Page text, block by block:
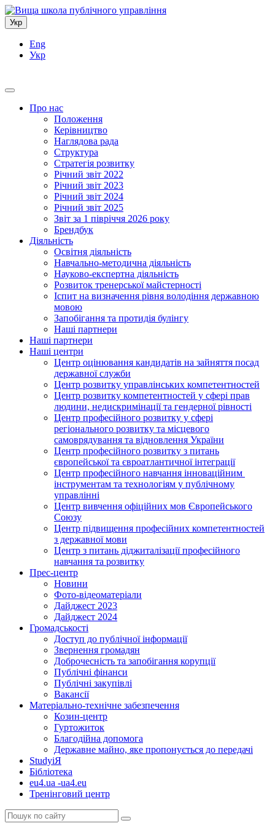
Укр
Eng
Укр
Про нас
Положення
Керівництво
Наглядова рада
Структура
Стратегія розвитку
Річний звіт 2022
Річний звіт 2023
Річний звіт 2024
Річний звіт 2025
Звіт за 1 півріччя 2026 року
Брендбук
Діяльність
Освітня діяльність
Навчально-методична діяльність
Науково-експертна діяльність
Розвиток тренерської майстерності
Іспит на визначення рівня володіння державною
мовою
Запобігання та протидія булінгу
Наші партнери
Наші партнери
Наші центри
Центр оцінювання кандидатів на зайняття посад
державної служби
Центр розвитку управлінських компетентностей
Центр розвитку компетентностей у сфері прав
людини, недискримінації та гендерної рівності
Центр професійного розвитку у сфері
регіонального розвитку та місцевого
самоврядування та відновлення України
Центр професійного розвитку з питань
європейської та євроатлантичної інтеграції
Центр професійного навчання інноваційним
інструментам та технологіям у публічному
управлінні
Центр вивчення офіційних мов Європейського
Союзу
Центр підвищення професійних компетентностей
з державної мови
Центр з питань діджиталізації професійного
навчання та розвитку
Прес-центр
Новини
Фото-відеоматеріали
Дайджест 2023
Дайджест 2024
Громадськості
Доступ до публічної інформації
Звернення громадян
Доброчесність та запобігання корупції
Публічні фінанси
Публічні закупівлі
Вакансії
Матеріально-технічне забезпечення
Козин-центр
Гуртожиток
Благодійна допомога
Державне майно, яке пропонується до передачі
StudyіЯ
Бібліотека
eu4.ua -ua4.eu
Тренінговий центр